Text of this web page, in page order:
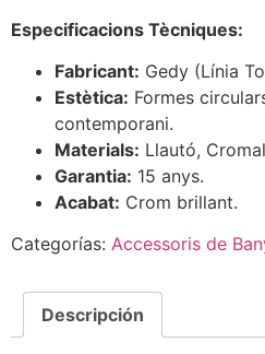
Especificacions Tècniques:
Fabricant: Gedy (Línia
Estètica: Formes
contemporani.
Materials: Llautó,
Garantia: 15 anys.
Acabat: Crom brillant.
Categorías: Accessoris de
Descripción